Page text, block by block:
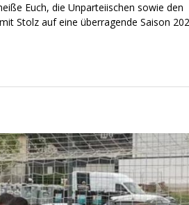
Euch, die Unparteiischen sowie den
Stolz auf eine überragende Saison